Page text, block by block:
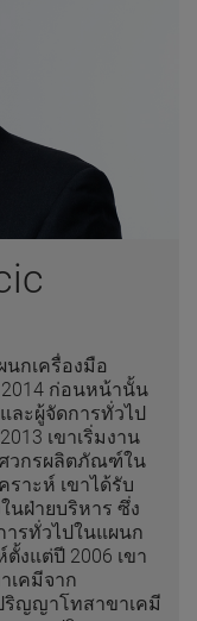
นกเครื่องมือ
ก่อนหน้านั้น
ละผู้จัดการทั่วไป
เขาเริ่มงาน
ศวกรผลิตภัณฑ์ใน
ราะห์ เขาได้รับ
นฝ่ายบริหาร ซึ่ง
ารทั่วไปในแผนก
งแต่ปี 2006 เขา
เคมีจาก
ริญญาโทสาขาเคมี